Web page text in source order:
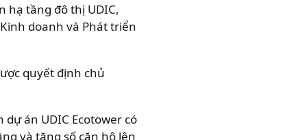
hạ tầng đô thị UDIC,
doanh và Phát triển
quyết định chủ
án UDIC Ecotower có
và tăng số căn hộ lên